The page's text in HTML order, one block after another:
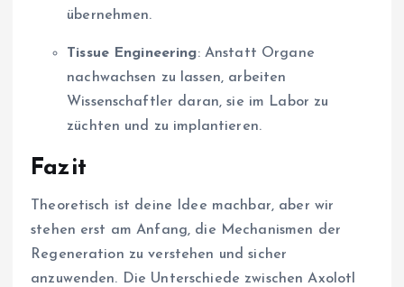
übernehmen.
Tissue Engineering: Anstatt Organe
nachwachsen zu lassen, arbeiten
Wissenschaftler daran, sie im Labor zu
züchten und zu implantieren.
Fazit
Theoretisch ist deine Idee machbar, aber wir
stehen erst am Anfang, die Mechanismen der
Regeneration zu verstehen und sicher
anzuwenden. Die Unterschiede zwischen Axolotl